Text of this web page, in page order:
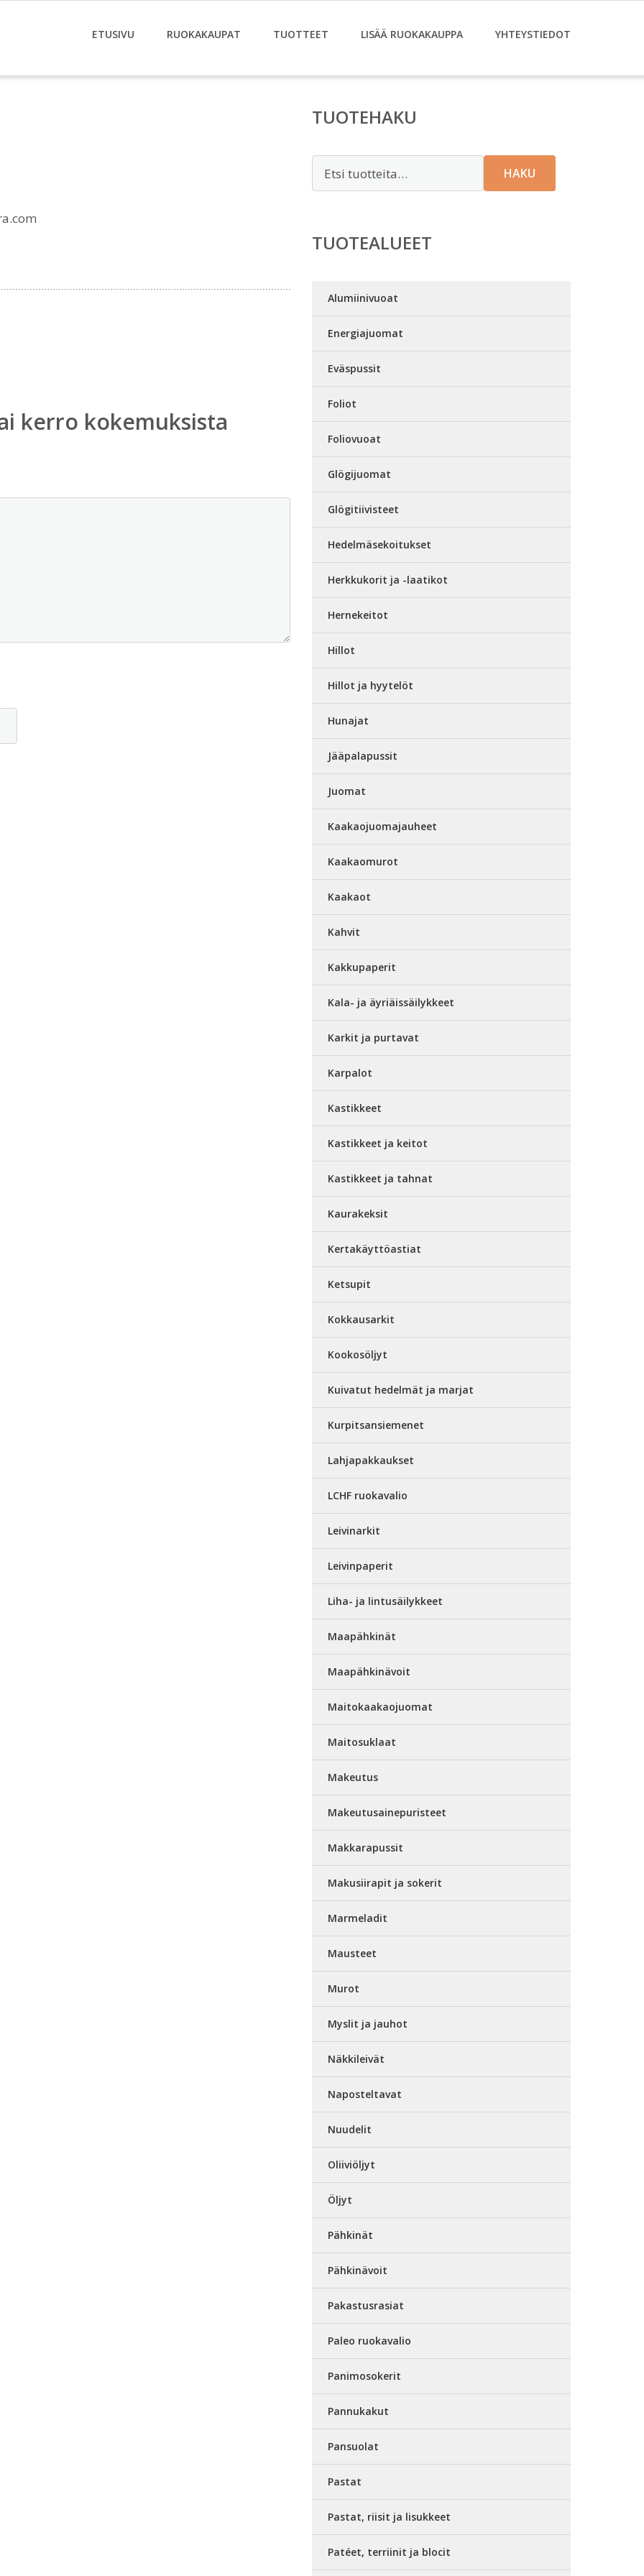
ETUSIVU RUOKAKAUPAT TUOTTEET LISÄÄ RUOKAKAUPPA YHTEYSTIEDOT
kerro kokemuksista
TUOTEHAKU
HAKU
TUOTEALUEET
Alumiinivuoat
Energiajuomat
Eväspussit
Foliot
Foliovuoat
Glögijuomat
Glögitiivisteet
Hedelmäsekoitukset
Herkkukorit ja -laatikot
Hernekeitot
Hillot
Hillot ja hyytelöt
Hunajat
Jääpalapussit
Juomat
Kaakaojuomajauheet
Kaakaomurot
Kaakaot
Kahvit
Kakkupaperit
Kala- ja äyriäissäilykkeet
Karkit ja purtavat
Karpalot
Kastikkeet
Kastikkeet ja keitot
Kastikkeet ja tahnat
Kaurakeksit
Kertakäyttöastiat
Ketsupit
Kokkausarkit
Kookosöljyt
Kuivatut hedelmät ja marjat
Kurpitsansiemenet
Lahjapakkaukset
LCHF ruokavalio
Leivinarkit
Leivinpaperit
Liha- ja lintusäilykkeet
Maapähkinät
Maapähkinävoit
Maitokaakaojuomat
Maitosuklaat
Makeutus
Makeutusainepuristeet
Makkarapussit
Makusiirapit ja sokerit
Marmeladit
Mausteet
Murot
Myslit ja jauhot
Näkkileivät
Naposteltavat
Nuudelit
Oliiviöljyt
Öljyt
Pähkinät
Pähkinävoit
Pakastusrasiat
Paleo ruokavalio
Panimosokerit
Pannukakut
Pansuolat
Pastat
Pastat, riisit ja lisukkeet
Patéet, terriinit ja blocit